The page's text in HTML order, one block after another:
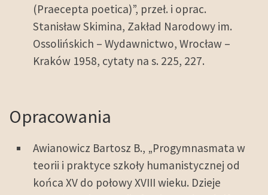
(Praecepta poetica)”, przeł. i oprac.
Stanisław Skimina, Zakład Narodowy im.
Ossolińskich – Wydawnictwo, Wrocław –
Kraków 1958, cytaty na s. 225, 227.
Opracowania
Awianowicz Bartosz B., „Progymnasmata w
teorii i praktyce szkoły humanistycznej od
końca XV do połowy XVIII wieku. Dzieje